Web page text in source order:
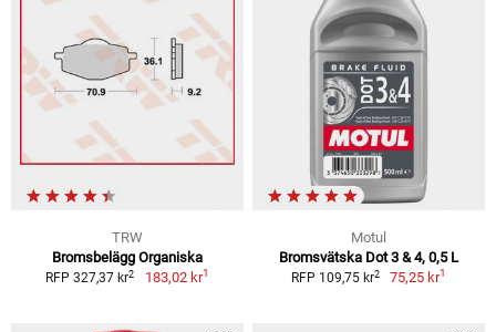
TRW
Bromsbelägg Organiska
RFP 327,37 kr2 183,02 kr1
Motul
Bromsvätska Dot 3 & 4, 0,5 L
RFP 109,75 kr2 75,25 kr1